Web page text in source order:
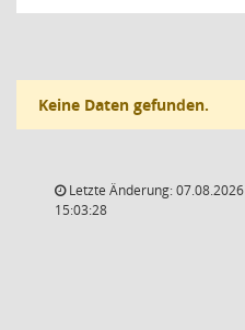
Keine Daten gefunden.
Letzte Änderung: 07.08.2026
15:03:28